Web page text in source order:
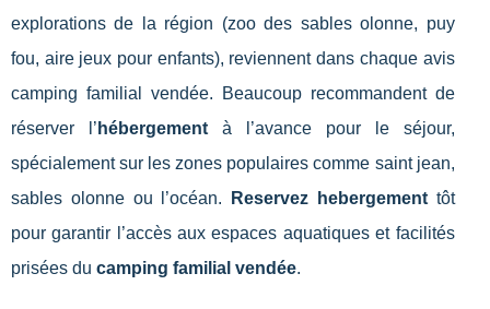
explorations de la région (zoo des sables olonne, puy
fou, aire jeux pour enfants), reviennent dans chaque avis
camping familial vendée. Beaucoup recommandent de
réserver l’ hébergementà l’avance pour le séjour,
spécialement sur les zones populaires comme saint jean,
sables olonne ou l’océan.
Reservez hebergementtôt
pour garantir l’accès aux espaces aquatiques et facilités
prisées du camping familial vendée.